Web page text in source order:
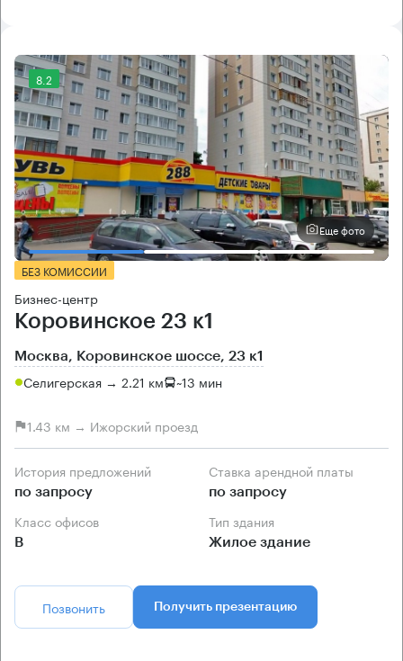
8.2
Еще фото
БЕЗ КОМИССИИ
Бизнес-центр
Коровинское 23 к1
Москва, Коровинское шоссе, 23 к1
Селигерская → 2.21 км ~13 мин
1.43 км → Ижорский проезд
История предложений
по запросу
Ставка арендной платы
по запросу
Класс офисов
B
Тип здания
Жилое здание
Позвонить Получить презентацию